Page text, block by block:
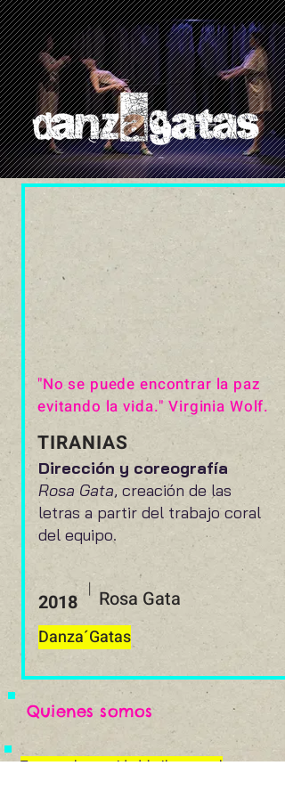
"No se puede encontrar la paz
evitando la vida." Virginia Wolf.
TIRANIAS
Dirección y coreografía
Rosa Gata, creación de las
letras a partir del trabajo coral
del equipo.
2018
| Rosa Gata
Danza´Gatas
Quienes somos
Tenemos la sororidad, bailaremos el